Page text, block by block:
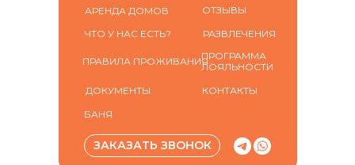
ПРОГРАММА
ЛОЯЛЬНОСТИ
ДОКУМЕНТЫ
АРЕНДА ДОМОВ
ЧТО У НАС ЕСТЬ?
БАНЯ
ОТЗЫВЫ
ПРАВИЛА ПРОЖИВАНИЯ
РАЗВЛЕЧЕНИЯ
КОНТАКТЫ
ЗАКАЗАТЬ ЗВОНОК